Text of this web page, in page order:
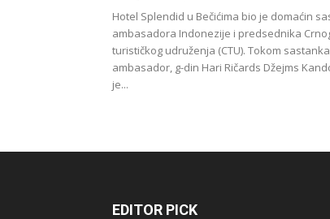
Hotel Splendid u Bečićima bio je domaćin
ambasadora Indonezije i predsednika
turističkog udruženja (CTU). Tokom sastanka
ambasador, g-din Hari Ričards Džejms
je...
EDITOR PICK